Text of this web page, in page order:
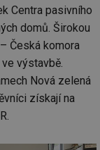
Centra pasivního
domů. Širokou
Česká komora
výstavbě.
Nová zelená
získají na